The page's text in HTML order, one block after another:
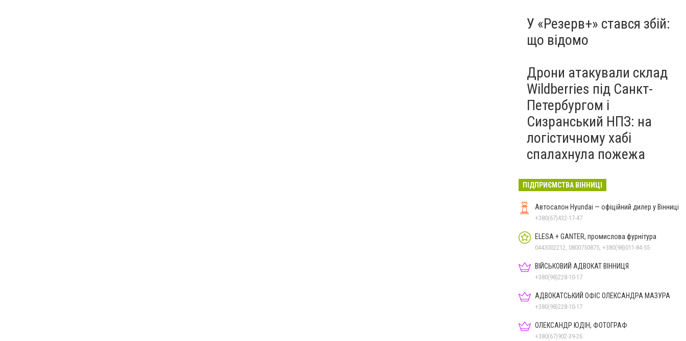
У «Резерв+» стався збій:
що відомо
Дрони атакували склад
Wildberries під Санкт-
Петербургом і
Сизранський НПЗ: на
логістичному хабі
спалахнула пожежа
ПІДПРИЄМСТВА ВІННИЦІ
Автосалон Hyundai — офіційний дилер у Вінниці
+380(67)432-17-47
ELESA + GANTER, промислова фурнітура
0443002212, 0800750875, +380(98)011-84-55
ВІЙСЬКОВИЙ АДВОКАТ ВІННИЦЯ
+380(98)228-10-17
АДВОКАТСЬКИЙ ОФІС ОЛЕКСАНДРА МАЗУРА
+380(98)228-10-17
ОЛЕКСАНДР ЮДІН, ФОТОГРАФ
+380(67)902-39-26